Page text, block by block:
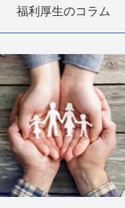
福利厚生のコラム